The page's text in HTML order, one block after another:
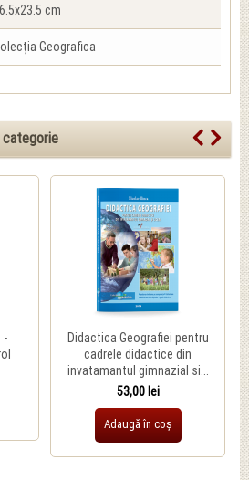
cm
Geografica
categorie
-
Didactica Geografiei pentru
cadrele didactice din
invatamantul gimnazial si...
53,00 lei
Adaugă în coș